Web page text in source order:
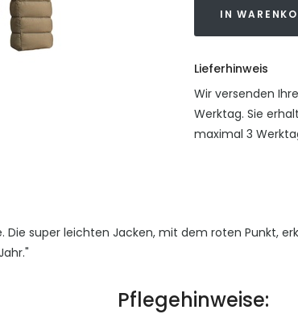
IN
Lieferhinweis
Wir versenden
Werktag. Sie
maximal 3
super leichten Jacken, mit dem roten Punkt,
Pflegehinweise: